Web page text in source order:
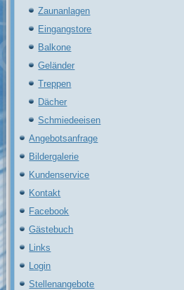
Zaunanlagen
Eingangstore
Balkone
Geländer
Treppen
Dächer
Schmiedeeisen
Angebotsanfrage
Bildergalerie
Kundenservice
Kontakt
Facebook
Gästebuch
Links
Login
Stellenangebote